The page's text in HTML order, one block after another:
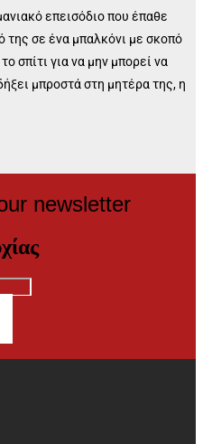
επεισόδιο που έπαθε
της σε ένα μπαλκόνι με σκοπό
σπίτι για να μην μπορεί να
μπροστά στη μητέρα της, η
newsletter